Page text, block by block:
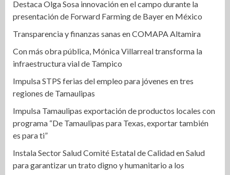
Destaca Olga Sosa innovación en el campo durante la
presentación de Forward Farming de Bayer en México
Transparencia y finanzas sanas en COMAPA Altamira
Con más obra pública, Mónica Villarreal transforma la
infraestructura vial de Tampico
Impulsa STPS ferias del empleo para jóvenes en tres
regiones de Tamaulipas
Impulsa Tamaulipas exportación de productos locales con
programa “De Tamaulipas para Texas, exportar también
es para ti”
Instala Sector Salud Comité Estatal de Calidad en Salud
para garantizar un trato digno y humanitario a los